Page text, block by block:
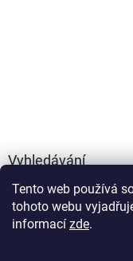
Tento web používá
tohoto webu
informací zde.
Vyhledávání